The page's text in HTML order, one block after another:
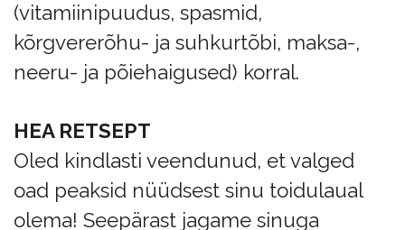
(vitamiinipuudus, spasmid,
kõrgvererõhu- ja suhkurtõbi, maksa-,
neeru- ja põiehaigused) korral.
HEA RETSEPT
Oled kindlasti veendunud, et valged
oad peaksid nüüdsest sinu toidulaual
olema! Seepärast jagame sinuga